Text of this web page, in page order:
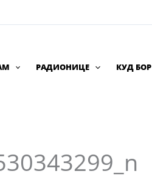
РАДИОНИЦЕ КУД БОР